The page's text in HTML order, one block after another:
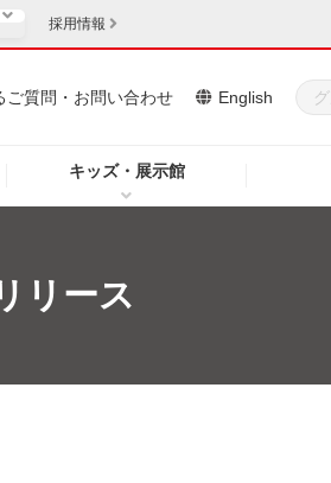
キッズ・展示館
ご質問・お問い合わせ English
安定供給
企業情報
法人のお客さま
採用情報
リース